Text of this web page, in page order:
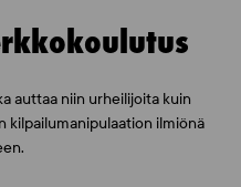
auttaa niin urheilijoita kuin
kilpailumanipulaation ilmiönä